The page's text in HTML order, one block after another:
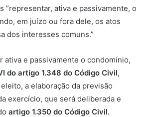
”representar, ativa e passivamente, o
em juízo ou fora dele, os atos
dos interesses comuns.”
ativa e passivamente o condomínio,
do artigo 1.348 do Código Civil,
a elaboração da previsão
exercício, que será deliberada e
artigo 1.350 do Código Civil.